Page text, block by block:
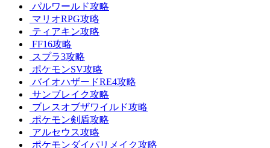
パルワールド攻略
マリオRPG攻略
ティアキン攻略
FF16攻略
スプラ3攻略
ポケモンSV攻略
バイオハザードRE4攻略
サンブレイク攻略
ブレスオブザワイルド攻略
ポケモン剣盾攻略
アルセウス攻略
ポケモンダイパリメイク攻略